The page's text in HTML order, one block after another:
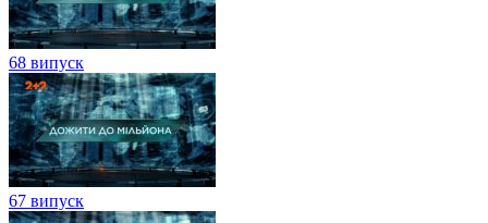
68 випуск
67 випуск